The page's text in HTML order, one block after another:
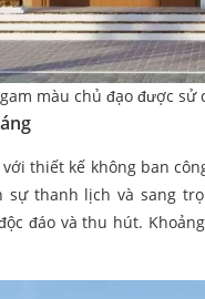
màu chủ đạo được
thiết kế không ban
sự thanh lịch và sang
đáo và thu hút.